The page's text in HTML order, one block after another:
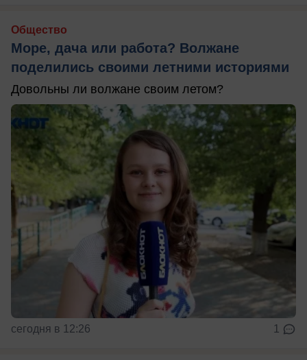
Общество
Море, дача или работа? Волжане
поделились своими летними историями
Довольны ли волжане своим летом?
сегодня в 12:26 1